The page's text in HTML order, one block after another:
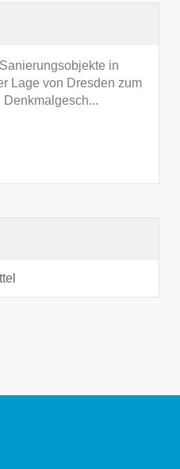
in
Lage von Dresden zum
Denkmalgesch...